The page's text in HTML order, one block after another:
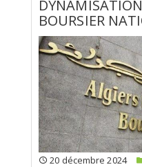
BOURSIER
20 décembre 2024